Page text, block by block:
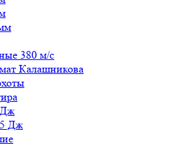
380 м/с
Калашникова
Дж